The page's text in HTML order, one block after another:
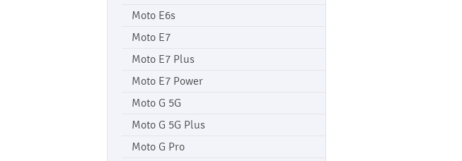
Moto E6s
Moto E7
Moto E7 Plus
Moto E7 Power
Moto G 5G
Moto G 5G Plus
Moto G Pro